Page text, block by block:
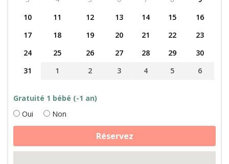
10
11 12 13 14 15
16
17
18 19 20 21 22
23
24
25 26 27 28 29
30
31
1 2 3 4 5 6
Gratuité 1 bébé (-1 an)
Oui
Non
quantité
Chèvres,
ânes,
Réservez